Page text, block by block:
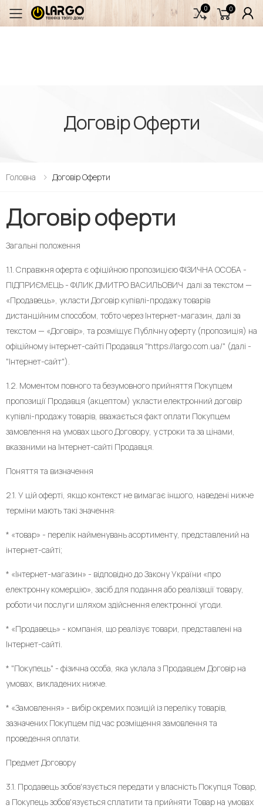
Переключити мобільне меню
0 0
Договір Оферти
Головна Договір Оферти
Договір оферти
Загальні положення
1.1. Справжня оферта є офіційною пропозицією ФІЗИЧНА ОСОБА -
ПІДПРИЄМЕЦЬ - ФІЛИК ДМИТРО ВАСИЛЬОВИЧ далі за текстом —
«Продавець», укласти Договір купівлі-продажу товарів
дистанційним способом, тобто через Інтернет-магазин, далі за
текстом — «Договір», та розміщує Публічну оферту (пропозиція) на
офіційному інтернет-сайті Продавця "https://largo.com.ua/" (далі -
"Інтернет-сайт").
1.2. Моментом повного та безумовного прийняття Покупцем
пропозиції Продавця (акцептом) укласти електронний договір
купівлі-продажу товарів, вважається факт оплати Покупцем
замовлення на умовах цього Договору, у строки та за цінами,
вказаними на Інтернет-сайті Продавця.
Поняття та визначення
2.1. У цій оферті, якщо контекст не вимагає іншого, наведені нижче
терміни мають такі значення:
* «товар» - перелік найменувань асортименту, представлений на
інтернет-сайті;
* «Інтернет-магазин» - відповідно до Закону України «про
електронну комерцію», засіб для подання або реалізації товару,
роботи чи послуги шляхом здійснення електронної угоди.
* «Продавець» - компанія, що реалізує товари, представлені на
Інтернет-сайті.
* "Покупець" - фізична особа, яка уклала з Продавцем Договір на
умовах, викладених нижче.
* «Замовлення» - вибір окремих позицій із переліку товарів,
зазначених Покупцем під час розміщення замовлення та
проведення оплати.
Предмет Договору
3.1. Продавець зобов'язується передати у власність Покупця Товар,
а Покупець зобов'язується сплатити та прийняти Товар на умовах